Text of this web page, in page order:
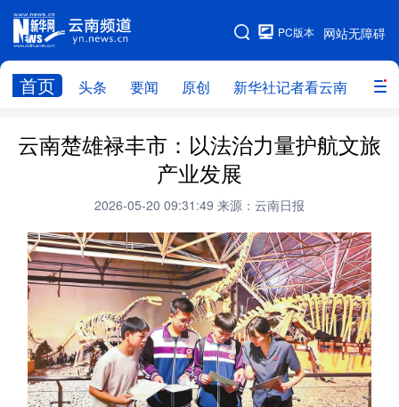
网站无障碍
PC版本
首页 头条 要闻 原创 新华社记者看云南 政务
网站地图
头条 云南要闻 本网原创
政务
云南省领导报道集
教育
州市
社会
图片
经济 服务 云南故事
云南青年说 趣看文物
云南楚雄禄丰市：以法治力量护航文旅
产业发展
2026-05-20 09:31:49 来源：云南日报